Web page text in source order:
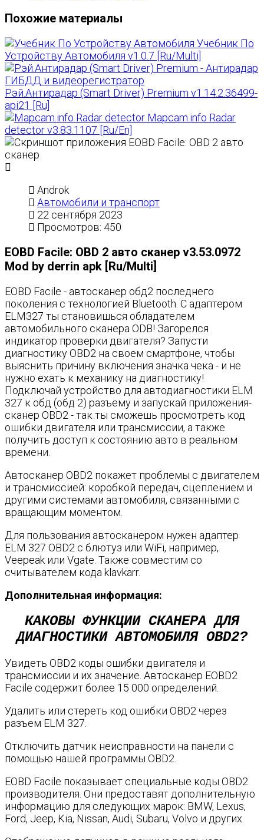
Похожие материалы
Учебник По
Устройству Автомобиля v1.0.7 [Ru/Multi]
Рэй.Антирадар (Smart Driver) Premium v1.14.2.36499-
api21 [Ru]
Mapcam.info Radar
detector v3.83.1107 [Ru/En]
Androk
Автомобили и транспорт
22 сентября 2023
Просмотров: 450
EOBD Facile: OBD 2 авто сканер v3.53.0972
Mod by derrin apk [Ru/Multi]
EOBD Facile - автосканер обд2 последнего
поколения с технологией Bluetooth. С адаптером
ELM327 ты становишься обладателем
автомобильного сканера ODB! Загорелся
индикатор проверки двигателя? Запусти
диагностику OBD2 на своем смартфоне, чтобы
выяснить причину включения значка чека - и не
нужно ехать к механику на диагностику!
Подключай устройство для автодиагностики ELM
327 к обд (обд 2) разъему и запускай приложения-
сканер OBD2 - так ты сможешь просмотреть код
ошибки двигателя или трансмиссии, а также
получить доступ к состоянию авто в реальном
времени.
Автосканер OBD2 покажет проблемы с двигателем
и трансмиссией: коробкой передач, сцеплением и
другими системами автомобиля, связанными с
вращающим моментом.
Для пользования автосканером нужен адаптер
ELM 327 OBD2 с блютуз или WiFi, например,
Veepeak или Vgate. Также совместим со
считывателем кода klavkarr.
Дополнительная информация:
КАКОВЫ ФУНКЦИИ СКАНЕРА ДЛЯ
ДИАГНОСТИКИ АВТОМОБИЛЯ OBD2?
Увидеть OBD2 коды ошибки двигателя и
трансмиссии и их значение. Автосканер ЕOBD2
Facile содержит более 15 000 определений.
Удалить или стереть код ошибки OBD2 через
разъем ELM 327.
Отключить датчик неисправности на панели с
помощью нашей программы OBD2.
EOBD Facile показывает специальные коды OBD2
производителя. Они предоставят дополнительную
информацию для следующих марок: BMW, Lexus,
Ford, Jeep, Kia, Nissan, Audi, Subaru, Volvo и других.